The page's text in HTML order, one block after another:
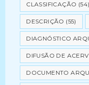
CLASSIFICAÇÃO (54)
DESCRIÇÃO (55)
DIAGNÓSTICO
DIFUSÃO DE
DOCUMENTO